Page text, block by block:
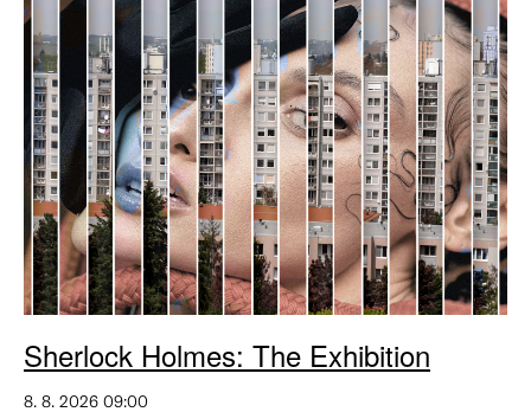
Sherlock Holmes: The Exhibition
8. 8. 2026 09:00